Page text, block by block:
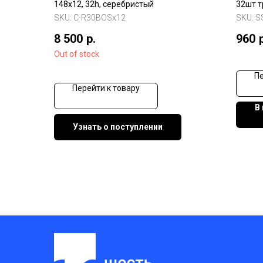
148x12, 32h, серебристый
SKU: C-R30BOSx12
8 500 р.
Out of stock
Перейти к товару
Узнать о поступлении
32шт
SKU:
960
В